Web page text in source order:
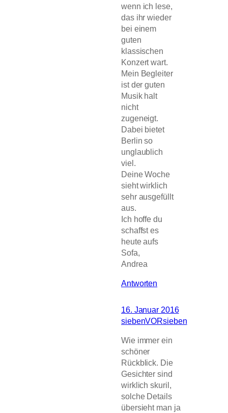
wenn ich lese,
das ihr wieder
bei einem
guten
klassischen
Konzert wart.
Mein Begleiter
ist der guten
Musik halt
nicht
zugeneigt.
Dabei bietet
Berlin so
unglaublich
viel.
Deine Woche
sieht wirklich
sehr ausgefüllt
aus.
Ich hoffe du
schaffst es
heute aufs
Sofa,
Andrea
Antworten
16. Januar 2016
siebenVORsieben
Wie immer ein
schöner
Rückblick. Die
Gesichter sind
wirklich skuril,
solche Details
übersieht man ja